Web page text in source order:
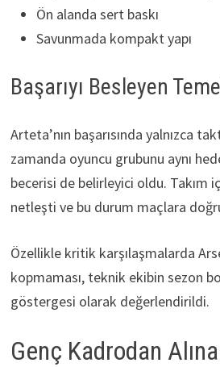
Ön alanda sert baskı
Savunmada kompakt yapı
Başarıyı Besleyen
Arteta’nın başarısında yalnızca
zamanda oyuncu grubunu aynı
becerisi de belirleyici oldu. Takım
netleşti ve bu durum maçlara
Özellikle kritik karşılaşmalarda
kopmaması, teknik ekibin sezon
göstergesi olarak değerlendirildi.
Genç Kadrodan